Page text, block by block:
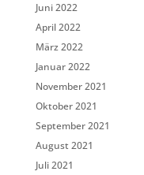
Juni 2022
April 2022
März 2022
Januar 2022
November 2021
Oktober 2021
September 2021
August 2021
Juli 2021